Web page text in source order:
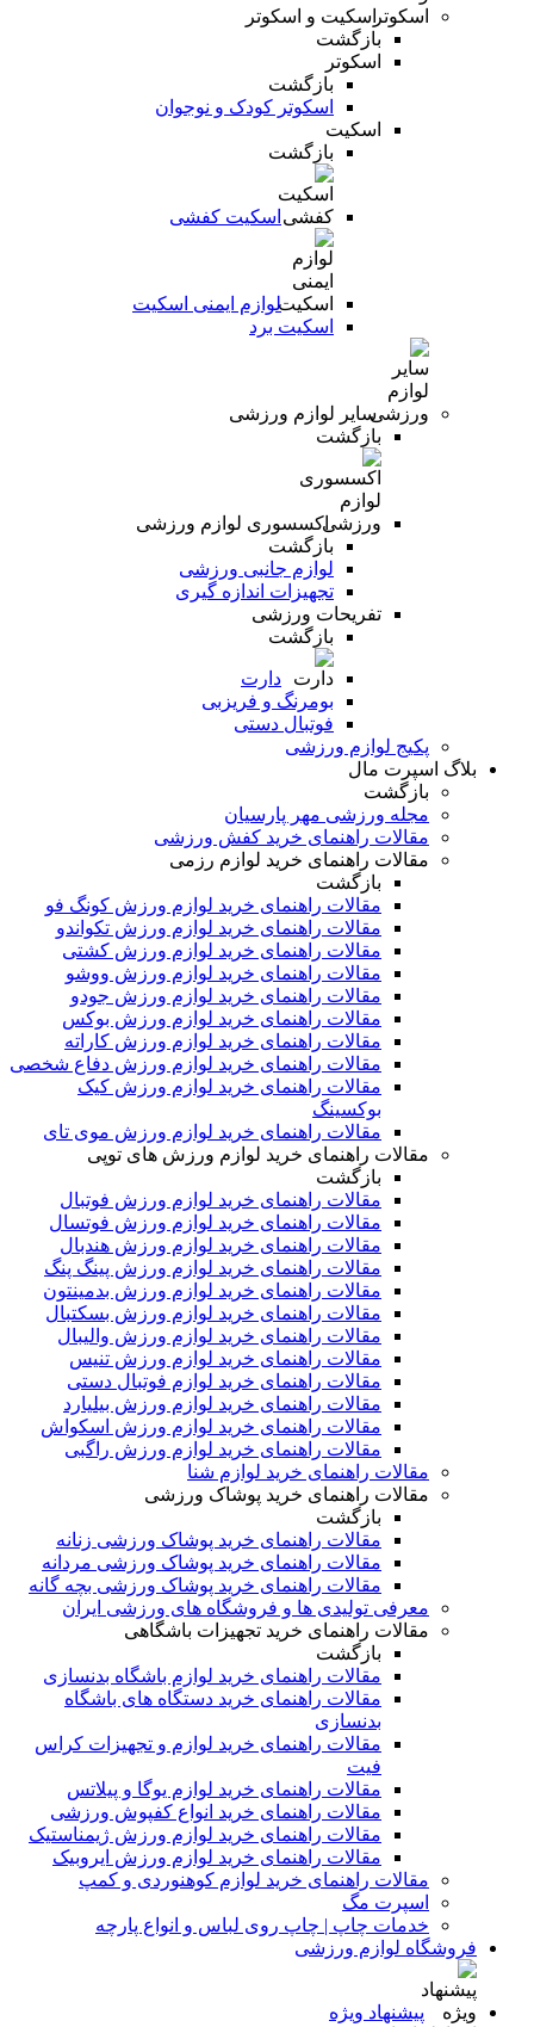
اسکیت و اسکوتر
بازگشت
اسکوتر
بازگشت
اسکوتر کودک و نوجوان
اسکیت
بازگشت
اسکیت کفشی
لوازم ایمنی اسکیت
اسکیت برد
سایر لوازم ورزشی
بازگشت
اکسسوری لوازم ورزشی
بازگشت
لوازم جانبی ورزشی
تجهیزات اندازه گیری
تفریحات ورزشی
بازگشت
دارت
بومرنگ و فریزبی
فوتبال دستی
پکیج لوازم ورزشی
بلاگ اسپرت مال
بازگشت
مجله ورزشی مهر پارسیان
مقالات راهنمای خرید کفش ورزشی
مقالات راهنمای خرید لوازم رزمی
بازگشت
مقالات راهنمای خرید لوازم ورزش کونگ فو
مقالات راهنمای خرید لوازم ورزش تکواندو
مقالات راهنمای خرید لوازم ورزش کشتی
مقالات راهنمای خرید لوازم ورزش ووشو
مقالات راهنمای خرید لوازم ورزش جودو
مقالات راهنمای خرید لوازم ورزش بوکس
مقالات راهنمای خرید لوازم ورزش کاراته
مقالات راهنمای خرید لوازم ورزش دفاع شخصی
مقالات راهنمای خرید لوازم ورزش کیک
بوکسینگ
مقالات راهنمای خرید لوازم ورزش موی تای
مقالات راهنمای خرید لوازم ورزش های توپی
بازگشت
مقالات راهنمای خرید لوازم ورزش فوتبال
مقالات راهنمای خرید لوازم ورزش فوتسال
مقالات راهنمای خرید لوازم ورزش هندبال
مقالات راهنمای خرید لوازم ورزش پینگ پنگ
مقالات راهنمای خرید لوازم ورزش بدمینتون
مقالات راهنمای خرید لوازم ورزش بسکتبال
مقالات راهنمای خرید لوازم ورزش والیبال
مقالات راهنمای خرید لوازم ورزش تنیس
مقالات راهنمای خرید لوازم فوتبال دستی
مقالات راهنمای خرید لوازم ورزش بیلیارد
مقالات راهنمای خرید لوازم ورزش اسکواش
مقالات راهنمای خرید لوازم ورزش راگبی
مقالات راهنمای خرید لوازم شنا
مقالات راهنمای خرید پوشاک ورزشی
بازگشت
مقالات راهنمای خرید پوشاک ورزشی زنانه
مقالات راهنمای خرید پوشاک ورزشی مردانه
مقالات راهنمای خرید پوشاک ورزشی بچه گانه
معرفی تولیدی ها و فروشگاه های ورزشی ایران
مقالات راهنمای خرید تجهیزات باشگاهی
بازگشت
مقالات راهنمای خرید لوازم باشگاه بدنسازی
مقالات راهنمای خرید دستگاه های باشگاه
بدنسازی
مقالات راهنمای خرید لوازم و تجهیزات کراس
فیت
مقالات راهنمای خرید لوازم یوگا و پیلاتس
مقالات راهنمای خرید انواع کفپوش ورزشی
مقالات راهنمای خرید لوازم ورزش ژیمناستیک
مقالات راهنمای خرید لوازم ورزش ایروبیک
مقالات راهنمای خرید لوازم کوهنوردی و کمپ
اسپرت مگ
خدمات چاپ | چاپ روی لباس و انواع پارچه
فروشگاه لوازم ورزشی
پیشنهاد ویژه